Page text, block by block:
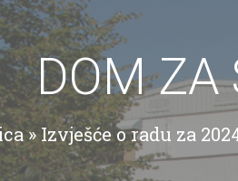
DOM ZA
»Izvješće o radu za